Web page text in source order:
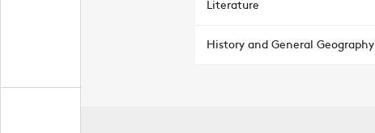
Literature
History and General Geography